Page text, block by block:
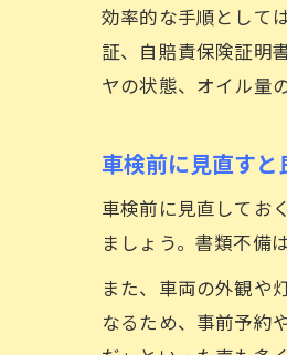
効率的な手順として
証、自賠責保険証明
ヤの状態、オイル量
車検前に見直す
車検前に見直してお
ましょう。書類不備
また、車両の外観や
なるため、事前予約